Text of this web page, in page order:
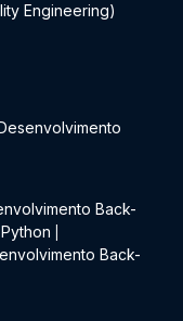
Engineering)
Desenvolvimento
Back-
Back-